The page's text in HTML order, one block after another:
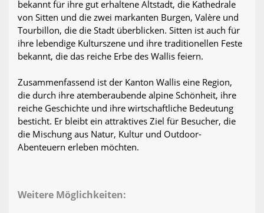
bekannt für ihre gut erhaltene Altstadt, die Kathedrale
von Sitten und die zwei markanten Burgen, Valère und
Tourbillon, die die Stadt überblicken. Sitten ist auch für
ihre lebendige Kulturszene und ihre traditionellen Feste
bekannt, die das reiche Erbe des Wallis feiern.
Zusammenfassend ist der Kanton Wallis eine Region,
die durch ihre atemberaubende alpine Schönheit, ihre
reiche Geschichte und ihre wirtschaftliche Bedeutung
besticht. Er bleibt ein attraktives Ziel für Besucher, die
die Mischung aus Natur, Kultur und Outdoor-
Abenteuern erleben möchten.
Weitere Möglichkeiten: